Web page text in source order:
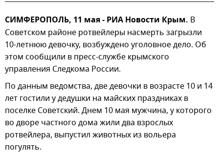
СИМФЕРОПОЛЬ, 11 мая - РИА Новости Крым. В
Советском районе ротвейлеры насмерть загрызли
10-летнюю девочку, возбуждено уголовное дело. Об
этом сообщили в пресс-службе крымского
управления Следкома России.
По данным ведомства, две девочки в возрасте 10 и 14
лет гостили у дедушки на майских праздниках в
поселке Советский. Днем 10 мая мужчина, у которого
во дворе частного дома жили два взрослых
ротвейлера, выпустил животных из вольера
погулять.